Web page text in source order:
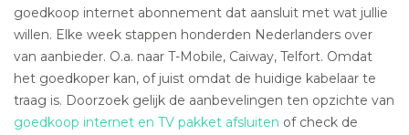
goedkoop internet abonnement dat aansluit met wat jullie
willen. Elke week stappen honderden Nederlanders over
van aanbieder. O.a. naar T-Mobile, Caiway, Telfort. Omdat
het goedkoper kan, of juist omdat de huidige kabelaar te
traag is. Doorzoek gelijk de aanbevelingen ten opzichte van
goedkoop internet en TV pakket afsluiten of check de